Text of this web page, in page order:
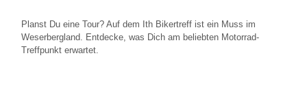
Planst Du eine Tour? Auf dem Ith Bikertreff ist ein Muss im
Weserbergland. Entdecke, was Dich am beliebten Motorrad-
Treffpunkt erwartet.